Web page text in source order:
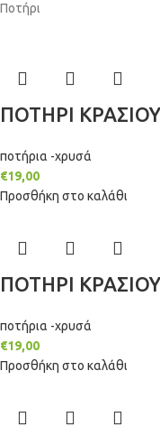
Ποτήρι
ΠΟΤΗΡΙ
ποτήρια -χρυσά
€19,00
Προσθήκη στο καλάθι
ΠΟΤΗΡΙ
ποτήρια -χρυσά
€19,00
Προσθήκη στο καλάθι